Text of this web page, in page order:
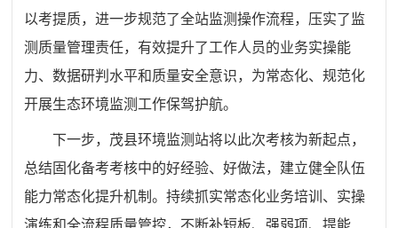
以考提质，进一步规范了全站监测操作流程，压实了监
测质量管理责任，有效提升了工作人员的业务实操能
力、数据研判水平和质量安全意识，为常态化、规范化
开展生态环境监测工作保驾护航。
下一步，茂县环境监测站将以此次考核为新起点，
总结固化备考考核中的好经验、好做法，建立健全队伍
能力常态化提升机制。持续抓实常态化业务培训、实操
演练和全流程质量管控，不断补短板、强弱项、提能